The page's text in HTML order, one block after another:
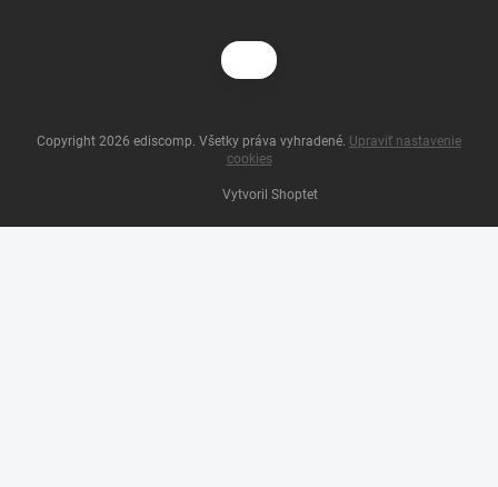
Vytvoril Shoptet
Copyright 2026 ediscomp. Všetky práva vyhradené. Upraviť nastavenie
cookies